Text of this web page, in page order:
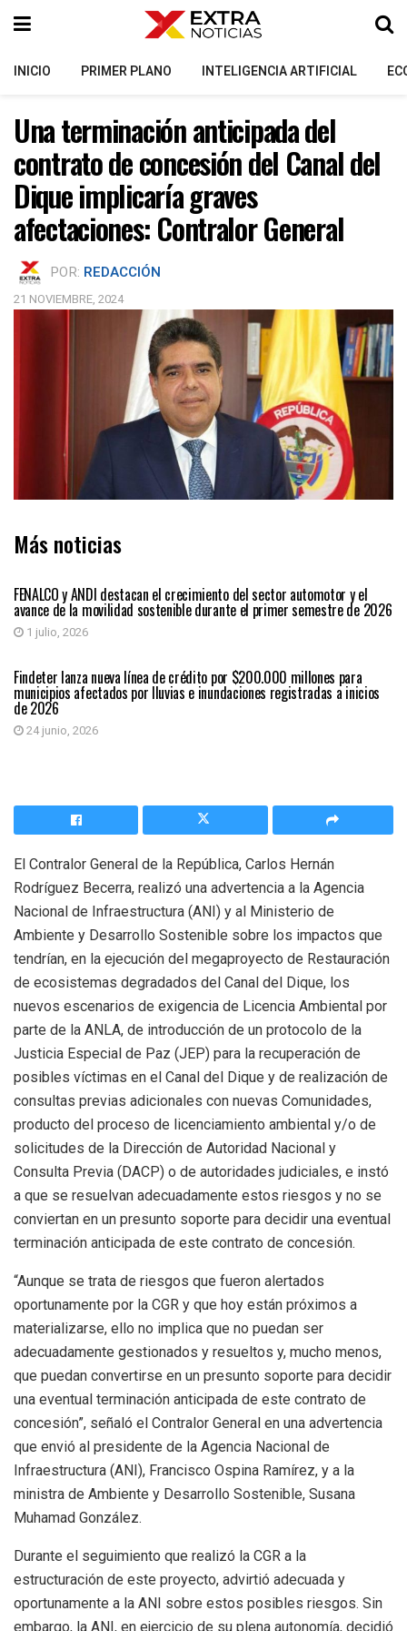
INICIO PRIMER PLANO INTELIGENCIA ARTIFICIAL
Una terminación anticipada del
contrato de concesión del Canal del
Dique implicaría graves
afectaciones: Contralor General
POR: REDACCIÓN
21 NOVIEMBRE, 2024
Más noticias
FENALCO y ANDI destacan el crecimiento del sector automotor y el
avance de la movilidad sostenible durante el primer semestre de 2026
1 julio, 2026
ECONÓMICAS
Findeter lanza nueva línea de crédito por $200.000 millones para
municipios afectados por lluvias e inundaciones registradas a inicios
de 2026
24 junio, 2026
El Contralor General de la República, Carlos Hernán
Rodríguez Becerra, realizó una advertencia a la Agencia
Nacional de Infraestructura (ANI) y al Ministerio de
Ambiente y Desarrollo Sostenible sobre los impactos que
tendrían, en la ejecución del megaproyecto de Restauración
de ecosistemas degradados del Canal del Dique, los
nuevos escenarios de exigencia de Licencia Ambiental por
parte de la ANLA, de introducción de un protocolo de la
Justicia Especial de Paz (JEP) para la recuperación de
posibles víctimas en el Canal del Dique y de realización de
consultas previas adicionales con nuevas Comunidades,
producto del proceso de licenciamiento ambiental y/o de
solicitudes de la Dirección de Autoridad Nacional y
Consulta Previa (DACP) o de autoridades judiciales, e instó
a que se resuelvan adecuadamente estos riesgos y no se
conviertan en un presunto soporte para decidir una eventual
terminación anticipada de este contrato de concesión.
“Aunque se trata de riesgos que fueron alertados
oportunamente por la CGR y que hoy están próximos a
materializarse, ello no implica que no puedan ser
adecuadamente gestionados y resueltos y, mucho menos,
que puedan convertirse en un presunto soporte para decidir
una eventual terminación anticipada de este contrato de
concesión”, señaló el Contralor General en una advertencia
que envió al presidente de la Agencia Nacional de
Infraestructura (ANI), Francisco Ospina Ramírez, y a la
ministra de Ambiente y Desarrollo Sostenible, Susana
Muhamad González.
Durante el seguimiento que realizó la CGR a la
estructuración de este proyecto, advirtió adecuada y
oportunamente a la ANI sobre estos posibles riesgos. Sin
embargo, la ANI, en ejercicio de su plena autonomía, decidió